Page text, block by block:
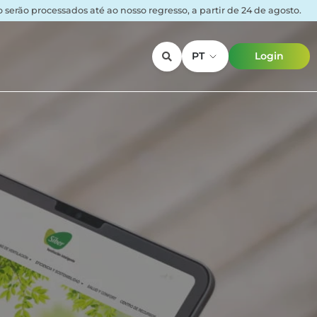
processados até ao nosso regresso, a partir de 24 de agosto.
PT Login